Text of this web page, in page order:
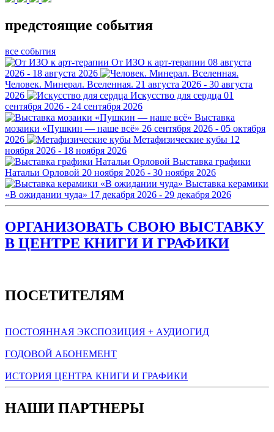
предстоящие события
все события
От ИЗО к арт-терапии 08 августа
2026 - 18 августа 2026
Человек. Минерал. Вселенная. 21 августа 2026 - 30 августа
2026
Искусство для сердца 01
сентября 2026 - 24 сентября 2026
Выставка
мозаики «Пушкин — наше всё» 26 сентября 2026 - 05 октября
2026
Метафизические кубы 12
ноября 2026 - 18 ноября 2026
Выставка графики
Натальи Орловой 20 ноября 2026 - 30 ноября 2026
Выставка керамики
«В ожидании чуда» 17 декабря 2026 - 29 декабря 2026
ОРГАНИЗОВАТЬ СВОЮ ВЫСТАВКУ
В ЦЕНТРЕ КНИГИ И ГРАФИКИ
ПОСЕТИТЕЛЯМ
ПОСТОЯННАЯ ЭКСПОЗИЦИЯ + АУДИОГИД
ГОДОВОЙ АБОНЕМЕНТ
ИСТОРИЯ ЦЕНТРА КНИГИ И ГРАФИКИ
НАШИ ПАРТНЕРЫ